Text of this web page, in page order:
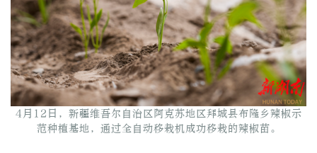
4月12日，新疆维吾尔自治区阿克苏地区拜城县布隆乡辣椒示
范种植基地，通过全自动移栽机成功移栽的辣椒苗。